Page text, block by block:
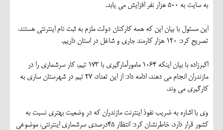
به سایت به 500 هزار نفر افزایش می یابد.
این مسئول با بیان این که همه کارکنان دولت ملزم به ثبت نام اینترنتی هستند،
تصریح کرد: 120 هزار کارمند جاری و شاغل در استان داریم.
اکبرزاده با بیان اینکه 1064 مامورآمارگیری با 173 تیم، کار سرشماری را در
مازندران انجام می دهند، ادامه داد: از این تعداد، 27 تیم در شهرستان ساری به
کارگیری می وند.
وی با اشاره به ضریب نفوذ اینترنت مازندران که در وضعیت بهتری نسبت به
کشور قرار دارد، خاطرنشان کرد: انتظار 45درصدی سرشماری اینترنتی، موضوعی